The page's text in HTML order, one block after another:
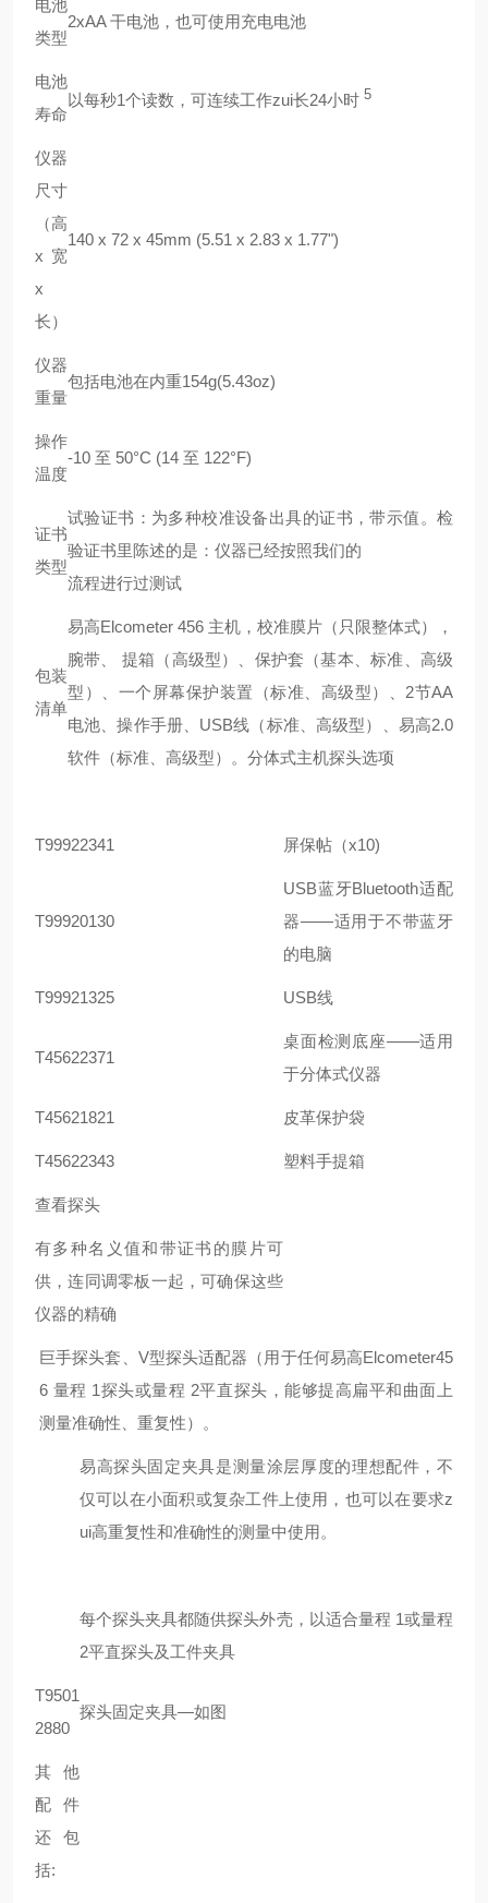
电池
类型
2xAA 干电池，也可使用充电电池
电池
寿命
以每秒1个读数，可连续工作zui长24小时 5
仪器
尺寸
（高
x宽
x
长）
140 x 72 x 45mm (5.51 x 2.83 x 1.77")
仪器
重量
包括电池在内重154g(5.43oz)
操作
温度
-10 至 50°C (14 至 122°F)
证书
类型
试验证书：为多种校准设备出具的证书，带示值。检
验证书里陈述的是：仪器已经按照我们的
流程进行过测试
包装
清单
易高Elcometer 456 主机，校准膜片（只限整体式），
腕带、 提箱（高级型）、保护套（基本、标准、高级
型）、一个屏幕保护装置（标准、高级型）、2节AA
电池、操作手册、USB线（标准、高级型）、易高2.0
软件（标准、高级型）。分体式主机探头选项
T99922341 屏保帖（x10)
T99920130
USB蓝牙Bluetooth适配
器——适用于不带蓝牙
的电脑
T99921325 USB线
T45622371
桌面检测底座——适用
于分体式仪器
T45621821 皮革保护袋
T45622343 塑料手提箱
查看探头
有多种名义值和带证书的膜片可
供，连同调零板一起，可确保这些
仪器的精确
巨手探头套、V型探头适配器（用于任何易高Elcometer45
6 量程 1探头或量程 2平直探头，能够提高扁平和曲面上
测量准确性、重复性）。
易高探头固定夹具是测量涂层厚度的理想配件，不
仅可以在小面积或复杂工件上使用，也可以在要求z
ui高重复性和准确性的测量中使用。
每个探头夹具都随供探头外壳，以适合量程 1或量程
2平直探头及工件夹具
T9501
2880
探头固定夹具—如图
其他
配件
还包
括: